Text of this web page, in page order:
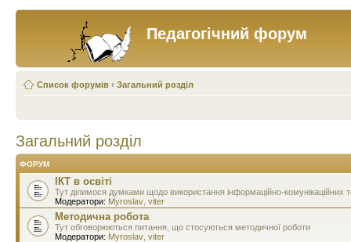
Педагогічний форум
Список форумів ‹ Загальний розділ
Загальний розділ
ФОРУМ
ІКТ в освіті
Тут ділимося думками щодо використання інформаційно-комунікаційних
Модератори: Myroslav viter
Методична робота
Тут обговорюються питання, що стосуються методичної роботи
Модератори: Myroslav viter